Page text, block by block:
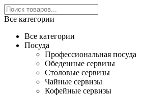
Все категории
Все категории
Посуда
Профессиональная посуда
Обеденные сервизы
Столовые сервизы
Чайные сервизы
Кофейные сервизы